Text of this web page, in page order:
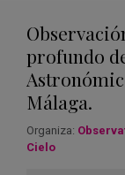
profundo
Málaga.
Organiza:
Cielo